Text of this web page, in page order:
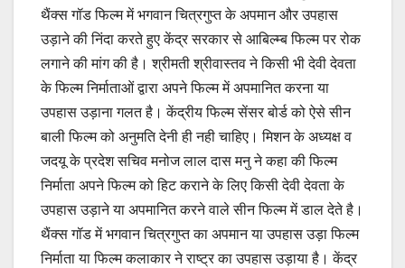
थैंक्स गॉड फिल्म में भगवान चित्रगुप्त के अपमान और उपहास
उड़ाने की निंदा करते हुए केंद्र सरकार से आबिल्म्ब फिल्म पर रोक
लगाने की मांग की है। श्रीमती श्रीवास्तव ने किसी भी देवी देवता
के फिल्म निर्माताओं द्वारा अपने फिल्म में अपमानित करना या
उपहास उड़ाना गलत है। केंद्रीय फिल्म सेंसर बोर्ड को ऐसे सीन
बाली फिल्म को अनुमति देनी ही नही चाहिए। मिशन के अध्यक्ष व
जदयू के प्रदेश सचिव मनोज लाल दास मनु ने कहा की फिल्म
निर्माता अपने फिल्म को हिट कराने के लिए किसी देवी देवता के
उपहास उड़ाने या अपमानित करने वाले सीन फिल्म में डाल देते है।
थैंक्स गॉड में भगवान चित्रगुप्त का अपमान या उपहास उड़ा फिल्म
निर्माता या फिल्म कलाकार ने राष्ट्र का उपहास उड़ाया है। केंद्र